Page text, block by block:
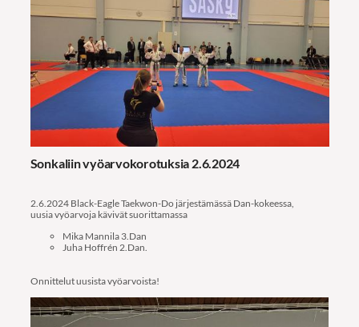
Sonkaliin vyöarvokorotuksia 2.6.2024
2.6.2024 Black-Eagle Taekwon-Do järjestämässä Dan-kokeessa,
uusia vyöarvoja kävivät suorittamassa
Mika Mannila 3.Dan
Juha Hoffrén 2.Dan.
Onnittelut uusista vyöarvoista!